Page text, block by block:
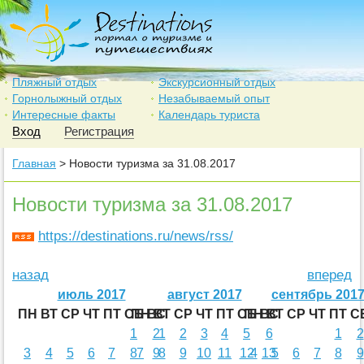
Пляжный отдых
Экскурсионный отдых
Горнолыжный отдых
Незабываемый опыт
Интересные факты
Календарь туриста
Вход Регистрация
Главная > Новости туризма за 31.08.2017
Новости туризма за 31.08.2017
https://destinations.ru/news/rss/
назад вперед
июль 2017
ПН ВТ СР ЧТ ПТ СБ ВС
1
2
3
4 5 6 7 8
9
август 2017
ПН ВТ СР ЧТ ПТ СБ ВС
1
2 3 4 5
6
7
8 9 10 11 12
13
сентябрь 2017
ПН ВТ СР ЧТ ПТ
1
2
4
5 6 7 8
9